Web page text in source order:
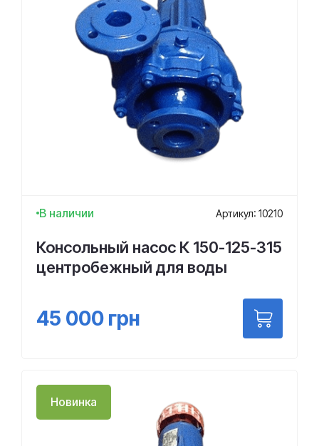
В наличии Артикул: 10210
Консольный насос К 150-125-315
центробежный для воды
45 000 грн
Новинка